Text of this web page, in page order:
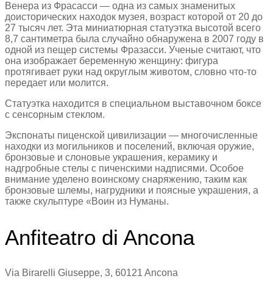
Венера из Фрасасси — одна из самых знаменитых
доисторических находок музея, возраст которой от 20 до
27 тысяч лет. Эта миниатюрная статуэтка высотой всего
8,7 сантиметра была случайно обнаружена в 2007 году в
одной из пещер системы Фразасси. Ученые считают, что
она изображает беременную женщину: фигура
протягивает руки над округлым животом, словно что-то
передает или молится.
Статуэтка находится в специальном выставочном боксе
с сенсорным стеклом.
Экспонаты пиценской цивилизации — многочисленные
находки из могильников и поселений, включая оружие,
бронзовые и слоновые украшения, керамику и
надгробные стелы с пиченскими надписями. Особое
внимание уделено воинскому снаряжению, таким как
бронзовые шлемы, нагрудники и поясные украшения, а
также скульптуре «Воин из Нуманы.
Anfiteatro di Ancona
Via Birarelli Giuseppe, 3, 60121 Ancona